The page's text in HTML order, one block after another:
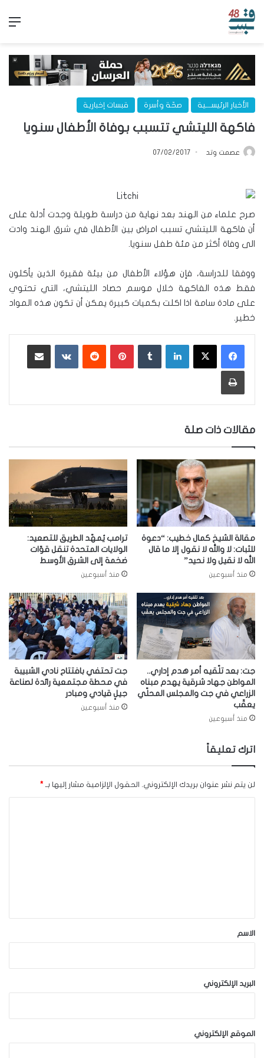
الأخبار الرئيســـية صحّة وأسرة قبسات إخبارية
فاكهة الليتشي تتسبب بوفاة الأطفال سنويا
عصمت وتد 07/02/2017
صرح علماء من الهند بعد نهاية من دراسة طويلة وجدت أدلة على
أن فاكهة الليتشي تسبب امراض بين الأطفال في شرق الهند وادت
الى وفاة أكثر من مئة طفل سنويا.
ووفقا للدراسة، فإن هؤلاء الأطفال من بيئة فقيرة الذين يأكلون
فقط هذه الفاكهة خلال موسم حصاد الليتشي، التي تحتوي
على مادة سامة اذا اكلت بكميات كبيرة يمكن أن تكون هذه المواد
خطير.
لينكدإن بينتيريست ‏VKontakte
طباعة
مقالات ذات صلة
مقالة الشيخ كمال خطيب: “دعوة
للثبات: لا والله لا نقول إلا ما قال
الله لا نقيل ولا نحيد”
منذ أسبوعين
ترامب يُمهّد الطريق للتصعيد:
الولايات المتحدة تنقل قوّات
ضخمة إلى الشرق الأوسط
منذ أسبوعين
جت: بعد تلّقيه أمر هدم إداري..
المواطن جهاد شرقية يهدم مبناه
الزراعي في جت والمجلس المحلّي
يعقّب
منذ أسبوعين
جت تحتفي بافتتاح نادي الشبيبة
في محطة مجتمعية رائدة لصناعة
جيلٍ قيادي ومبادر
منذ أسبوعين
اترك تعليقاً
لن يتم نشر عنوان بريدك الإلكتروني. الحقول الإلزامية مشار إليها بـ *
*الاسم
البريد الإلكتروني
الموقع الإلكتروني